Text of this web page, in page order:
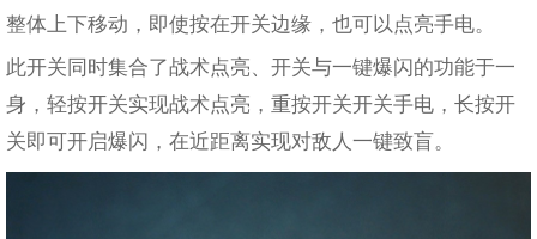
整体上下移动，即使按在开关边缘，也可以点亮手电。
此开关同时集合了战术点亮、开关与一键爆闪的功能于一
身，轻按开关实现战术点亮，重按开关开关手电，长按开
关即可开启爆闪，在近距离实现对敌人一键致盲。